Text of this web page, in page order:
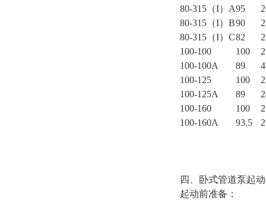
80-315（I）A95
80-315（I）B90
80-315（I）C82
100-100
100
100-100A
89
100-125
100
100-125A
89
100-160
100
100-160A
93.5
四、卧式管道泵起
起动前准备：